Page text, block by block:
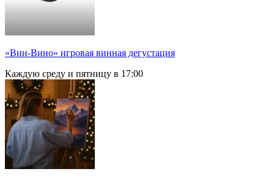
«Вин-Вино» игровая винная дегустация
Каждую среду и пятницу в 17:00